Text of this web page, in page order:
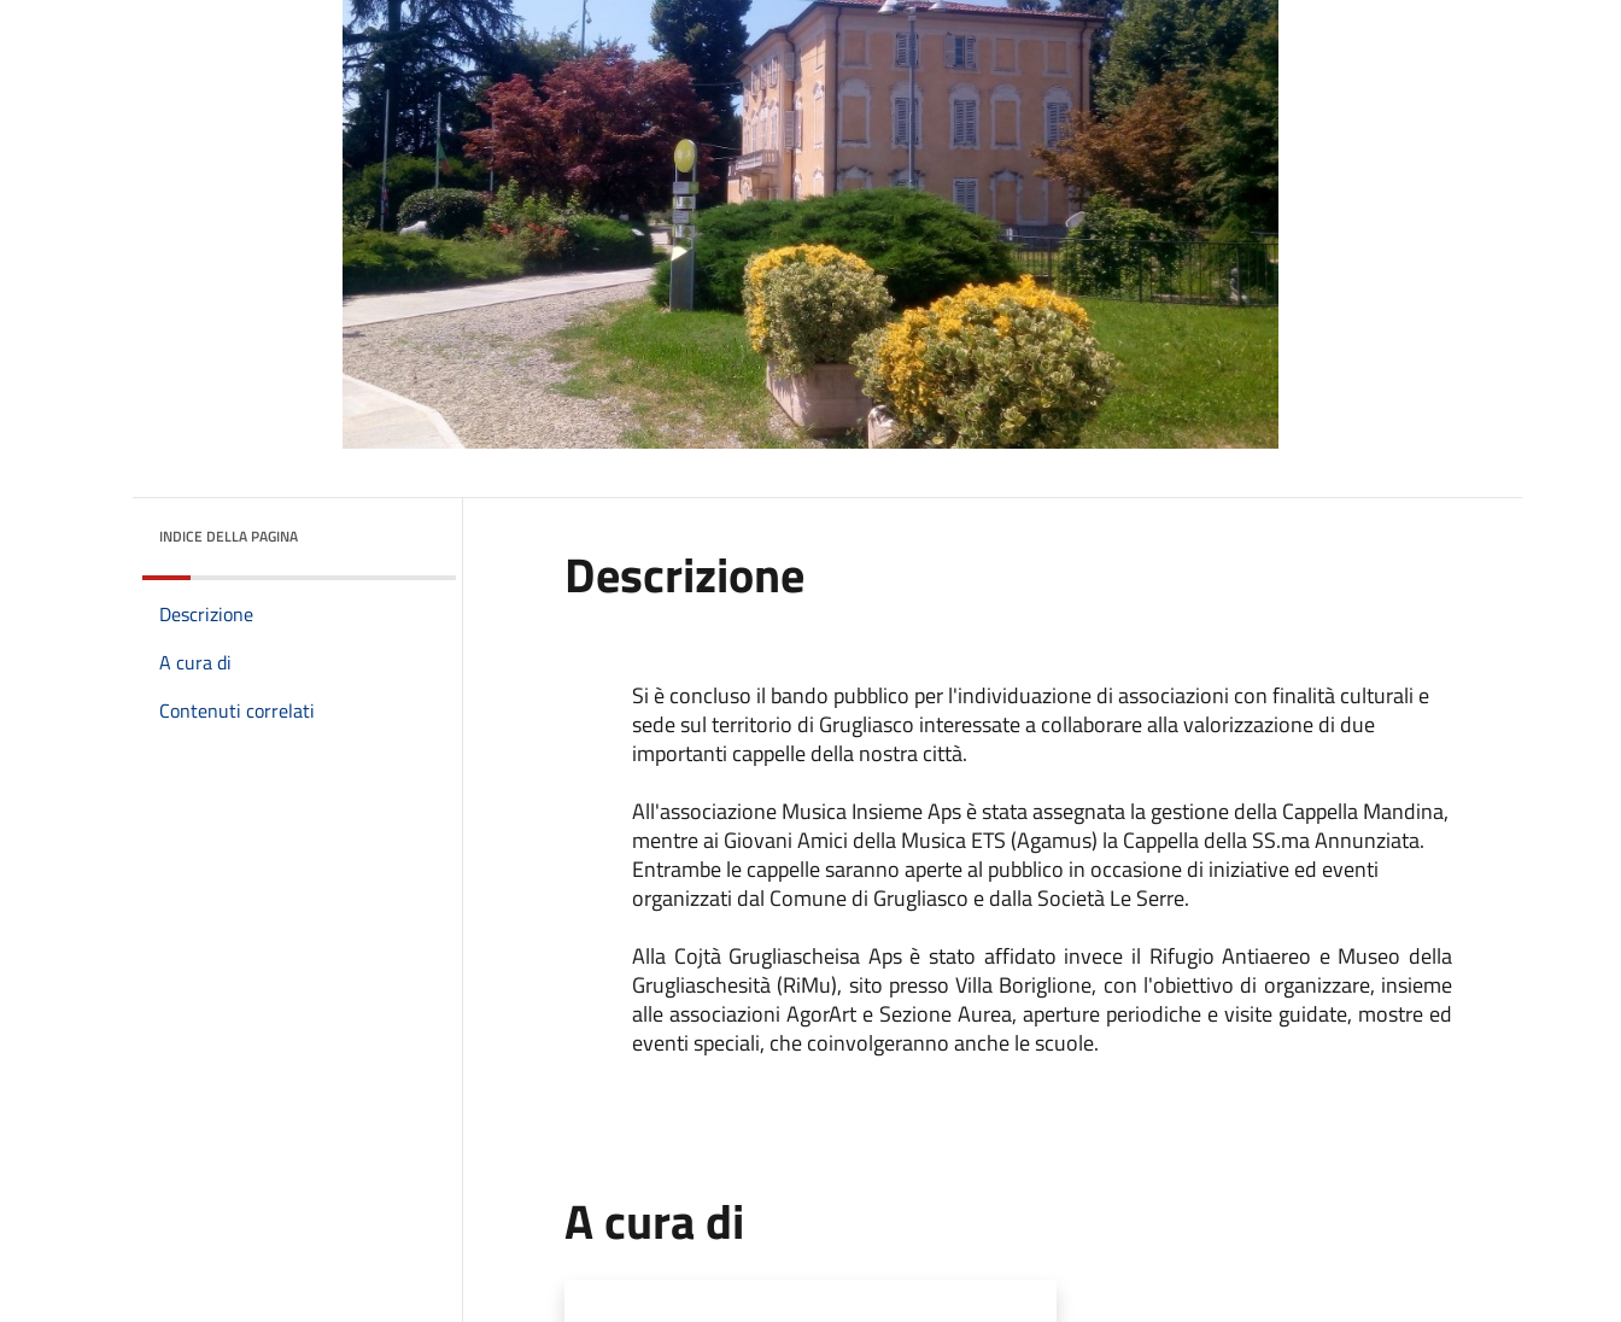
INDICE DELLA PAGINA
Descrizione
A cura di
Contenuti correlati
Descrizione
Si è concluso il bando pubblico per l'individuazione di associazioni con finalità culturali e
sede sul territorio di Grugliasco interessate a collaborare alla valorizzazione di due
importanti cappelle della nostra città.
All'associazione Musica Insieme Aps è stata assegnata la gestione della Cappella Mandina,
mentre ai Giovani Amici della Musica ETS (Agamus) la Cappella della SS.ma Annunziata.
Entrambe le cappelle saranno aperte al pubblico in occasione di iniziative ed eventi
organizzati dal Comune di Grugliasco e dalla Società Le Serre.
Alla Cojtà Grugliascheisa Aps è stato affidato invece il Rifugio Antiaereo e Museo della
Grugliaschesità (RiMu), sito presso Villa Boriglione, con l'obiettivo di organizzare, insieme
alle associazioni AgorArt e Sezione Aurea, aperture periodiche e visite guidate, mostre ed
eventi speciali, che coinvolgeranno anche le scuole.
A cura di